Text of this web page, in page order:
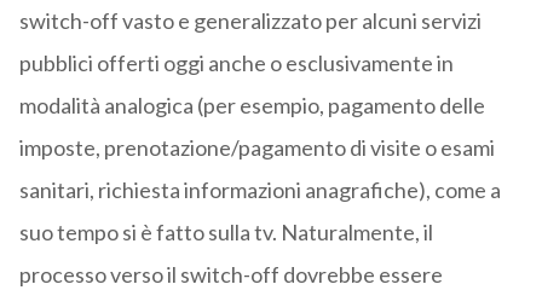
switch-off vasto e generalizzato per alcuni servizi
pubblici offerti oggi anche o esclusivamente in
modalità analogica (per esempio, pagamento delle
imposte, prenotazione/pagamento di visite o esami
sanitari, richiesta informazioni anagrafiche), come a
suo tempo si è fatto sulla tv. Naturalmente, il
processo verso il switch-off dovrebbe essere